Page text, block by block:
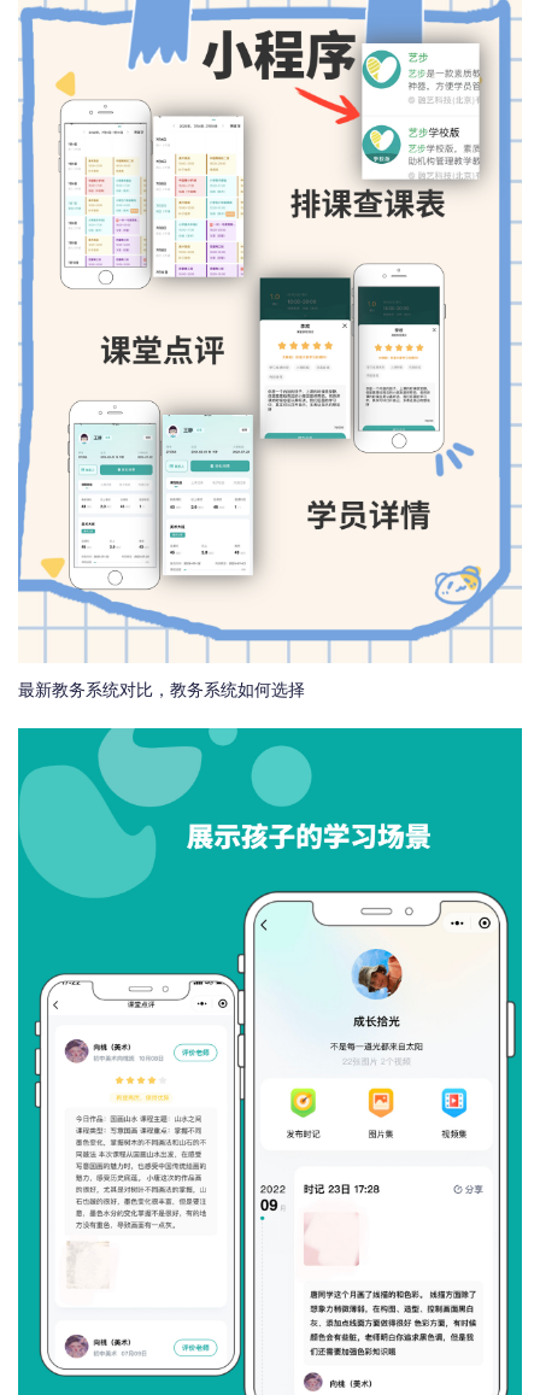
最新教务系统对比，教务系统如何选择